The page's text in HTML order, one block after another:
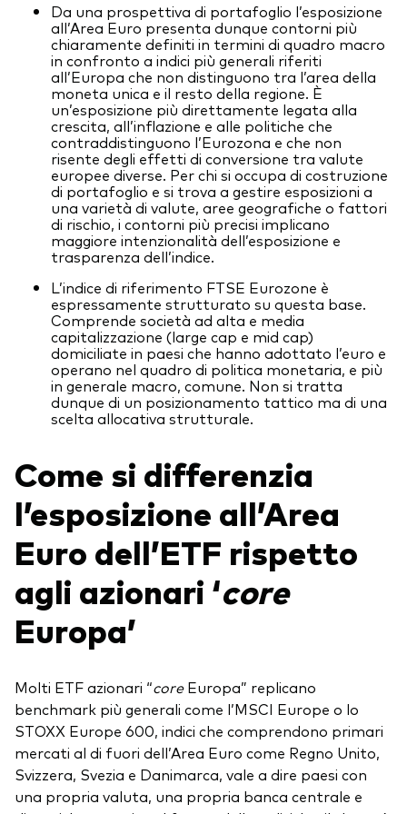
Da una prospettiva di portafoglio l’esposizione
all’Area Euro presenta dunque contorni più
chiaramente definiti in termini di quadro macro
in confronto a indici più generali riferiti
all’Europa che non distinguono tra l’area della
moneta unica e il resto della regione. È
un’esposizione più direttamente legata alla
crescita, all’inflazione e alle politiche che
contraddistinguono l’Eurozona e che non
risente degli effetti di conversione tra valute
europee diverse. Per chi si occupa di costruzione
di portafoglio e si trova a gestire esposizioni a
una varietà di valute, aree geografiche o fattori
di rischio, i contorni più precisi implicano
maggiore intenzionalità dell’esposizione e
trasparenza dell’indice.
L’indice di riferimento FTSE Eurozone è
espressamente strutturato su questa base.
Comprende società ad alta e media
capitalizzazione (large cap e mid cap)
domiciliate in paesi che hanno adottato l’euro e
operano nel quadro di politica monetaria, e più
in generale macro, comune. Non si tratta
dunque di un posizionamento tattico ma di una
scelta allocativa strutturale.
Come si differenzia
l’esposizione all’Area
Euro dell’ETF rispetto
agli azionari ‘core
Europa’
Molti ETF azionari “coreEuropa” replicano
benchmark più generali come l’MSCI Europe o lo
STOXX Europe 600, indici che comprendono primari
mercati al di fuori dell’Area Euro come Regno Unito,
Svizzera, Svezia e Danimarca, vale a dire paesi con
una propria valuta, una propria banca centrale e